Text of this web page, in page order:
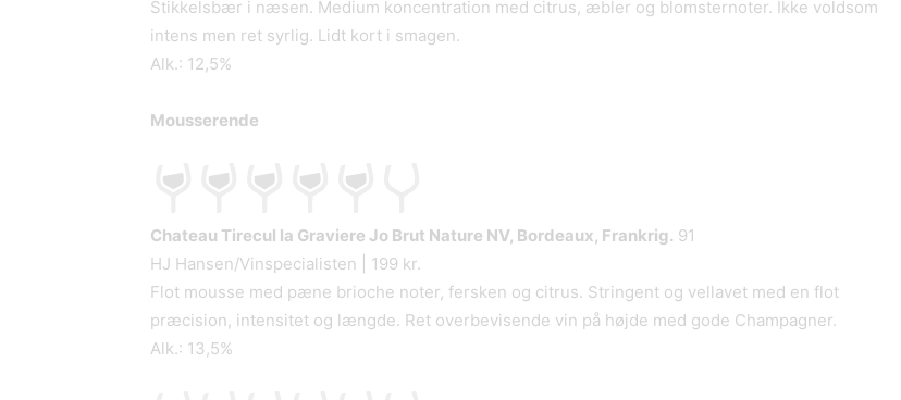
Stikkelsbær i næsen. Medium koncentration med citrus, æbler og blomsternoter. Ikke voldsom
intens men ret syrlig. Lidt kort i smagen.
Alk.: 12,5%
Mousserende
Chateau Tirecul la Graviere Jo Brut Nature NV, Bordeaux, Frankrig. 91
HJ Hansen/Vinspecialisten | 199 kr.
Flot mousse med pæne brioche noter, fersken og citrus. Stringent og vellavet med en flot
præcision, intensitet og længde. Ret overbevisende vin på højde med gode Champagner.
Alk.: 13,5%